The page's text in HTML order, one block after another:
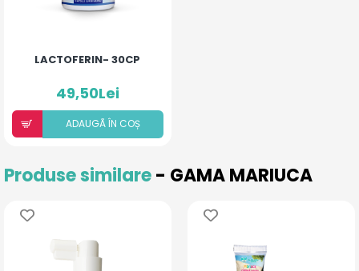
LACTOFERIN- 30CP
49,50Lei
ADAUGÃ ÎN COȘ
Produse similare- GAMA MARIUCA